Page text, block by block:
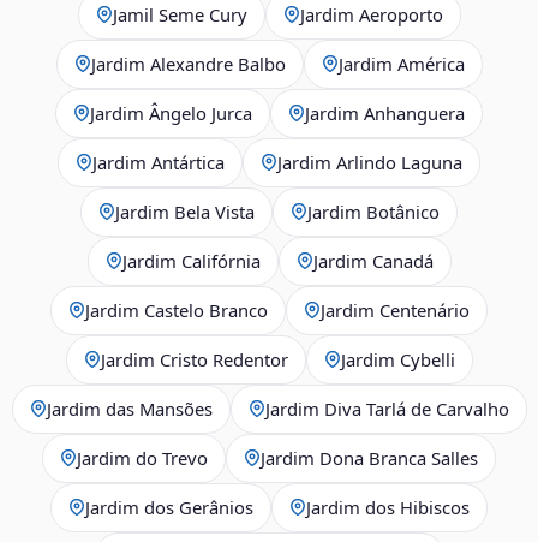
Jamil Seme Cury Jardim Aeroporto
Jardim Alexandre Balbo Jardim América
Jardim Ângelo Jurca Jardim Anhanguera
Jardim Antártica Jardim Arlindo Laguna
Jardim Bela Vista Jardim Botânico
Jardim Califórnia Jardim Canadá
Jardim Castelo Branco Jardim Centenário
Jardim Cristo Redentor Jardim Cybelli
Jardim das Mansões Jardim Diva Tarlá de Carvalho
Jardim do Trevo Jardim Dona Branca Salles
Jardim dos Gerânios Jardim dos Hibiscos